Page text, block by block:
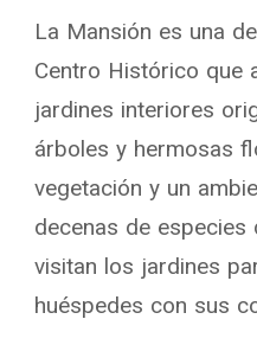
La Mansión es una
Centro Histórico que
jardines interiores
árboles y hermosas
vegetación y un
decenas de especies
visitan los jardines
huéspedes con sus